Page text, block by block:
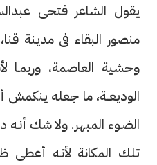
يقول الشاعر فتحى
منصور البقاء فى مدينة
وحشية العاصمة، وربمـا
الوديعــة، ما جعله ينكمش
الضـوء المبهر. ولا شك
تلك المكانة لأنـه أعطى